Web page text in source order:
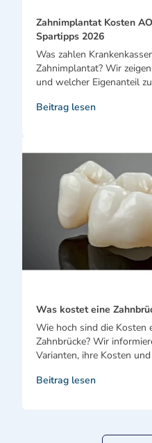
Zahnimplantat Kosten
Spartipps 2026
Was zahlen
Zahnimplantat? Wir
und welcher Eigenanteil
Beitrag lesen
Was kostet eine
Wie hoch sind die Kosten
Zahnbrücke? Wir
Varianten, ihre Kosten
Beitrag lesen